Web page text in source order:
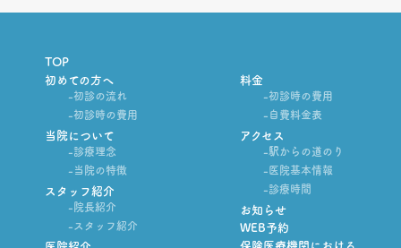
TOP
初めての方へ
-初診の流れ
-初診時の費用
当院について
-診療理念
-当院の特徴
スタッフ紹介
-院長紹介
-スタッフ紹介
料金
-初診時の費用
-自費料金表
アクセス
-駅からの道のり
-医院基本情報
-診療時間
お知らせ
WEB予約